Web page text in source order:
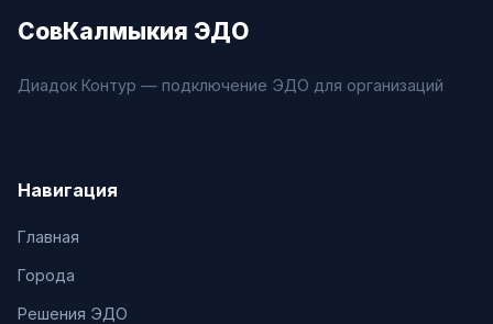
СовКалмыкия ЭДО
Диадок Контур — подключение ЭДО для организаций
Навигация
Главная
Города
Решения ЭДО